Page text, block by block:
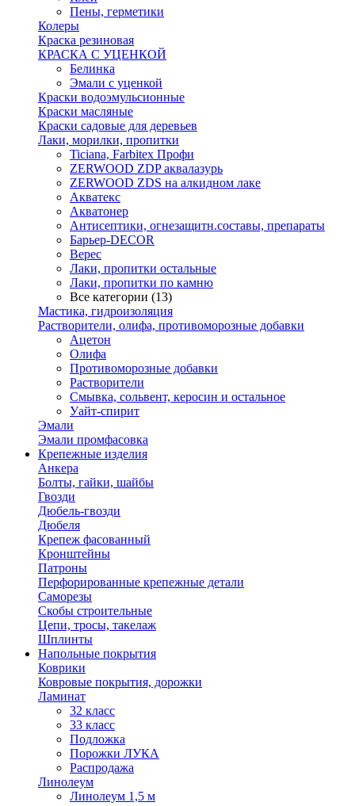
Пены, герметики
Колеры
Краска резиновая
КРАСКА С УЦЕНКОЙ
Белинка
Эмали с уценкой
Краски водоэмульсионные
Краски масляные
Краски садовые для деревьев
Лаки, морилки, пропитки
Ticiana, Farbitex Профи
ZERWOOD ZDP аквалазурь
ZERWOOD ZDS на алкидном лаке
Акватекс
Акватонер
Антисептики, огнезащитн.составы, препараты
Барьер-DECOR
Верес
Лаки, пропитки остальные
Лаки, пропитки по камню
Все категории (13)
Мастика, гидроизоляция
Растворители, олифа, противоморозные добавки
Ацетон
Олифа
Противоморозные добавки
Растворители
Смывка, сольвент, керосин и остальное
Уайт-спирит
Эмали
Эмали промфасовка
Крепежные изделия
Анкера
Болты, гайки, шайбы
Гвозди
Дюбель-гвозди
Дюбеля
Крепеж фасованный
Кронштейны
Патроны
Перфорированные крепежные детали
Саморезы
Скобы строительные
Цепи, тросы, такелаж
Шплинты
Напольные покрытия
Коврики
Ковровые покрытия, дорожки
Ламинат
32 класс
33 класс
Подложка
Порожки ЛУКА
Распродажа
Линолеум
Линолеум 1,5 м